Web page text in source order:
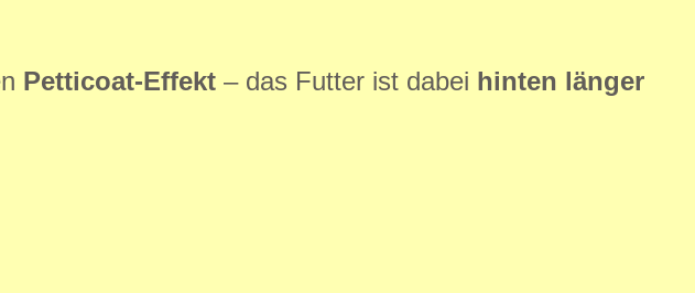
Petticoat-Effekt – das Futter ist dabei hinten länger